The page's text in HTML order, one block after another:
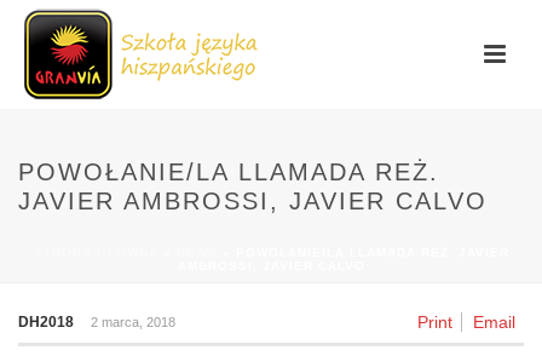
POWOŁANIE/LA LLAMADA REŻ.
JAVIER AMBROSSI, JAVIER CALVO
Print Email
DH2018 2 marca, 2018